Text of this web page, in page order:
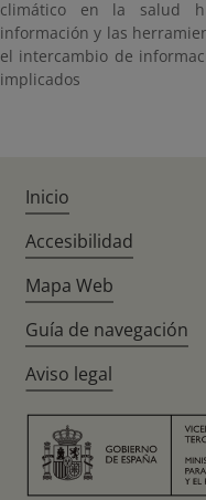
climático en la salud
información y las
el intercambio de
implicados
Inicio
Accesibilidad
Mapa Web
Guía de navegación
Aviso legal